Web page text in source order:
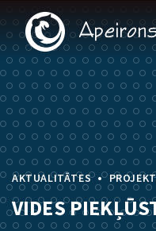
AKTUALITĀTES •
VIDES